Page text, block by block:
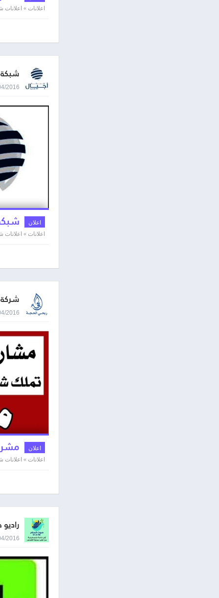
اعلانات »
شبكة
18/04/2016
اعلان
اعلانات »
شركة
17/04/2016
اعلان
اعلانات »
14/04/2016